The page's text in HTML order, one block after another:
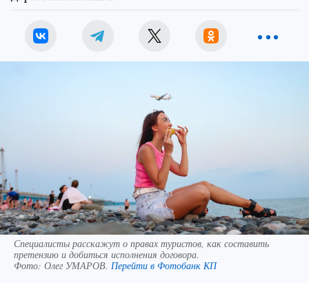
Специалисты расскажут о правах туристов, как составить
претензию и добиться исполнения договора.
Фото: Олег УМАРОВ. Перейти в Фотобанк КП